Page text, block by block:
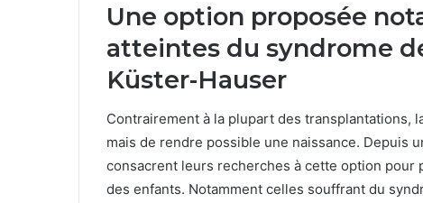
Une option proposée
atteintes du syndrome
Küster-Hauser
Contrairement à la plupart des transplantations,
mais de rendre possible une naissance. Depuis
consacrent leurs recherches à cette option pour
des enfants. Notamment celles souffrant du